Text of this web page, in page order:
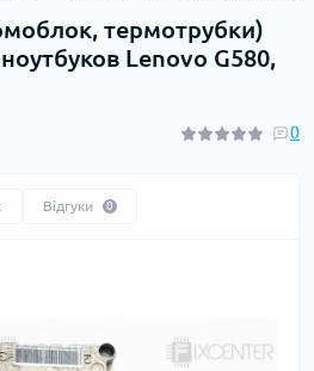
термотрубки)
Lenovo G580,
0
Відгуки 0